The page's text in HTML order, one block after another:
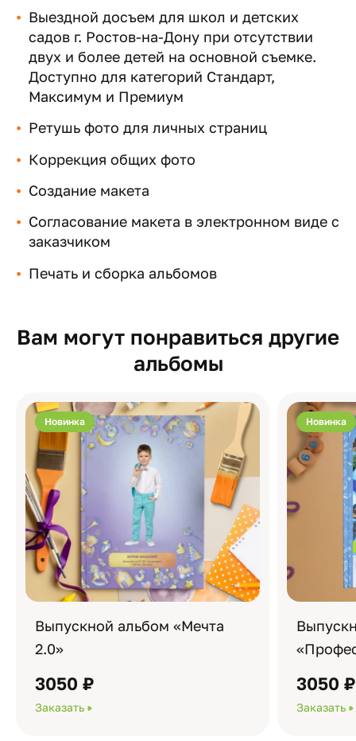
Выездной досъем для школ и детских
садов г. Ростов-на-Дону при отсутствии
двух и более детей на основной съемке.
Доступно для категорий Стандарт,
Максимум и Премиум
Ретушь фото для личных страниц
Коррекция общих фото
Создание макета
Согласование макета в электронном виде с
заказчиком
Печать и сборка альбомов
Вам могут понравиться другие
альбомы
Новинка
Выпускной альбом «Мечта
2.0»
3050 ₽
Заказать
Новинка
3050 ₽
Заказать